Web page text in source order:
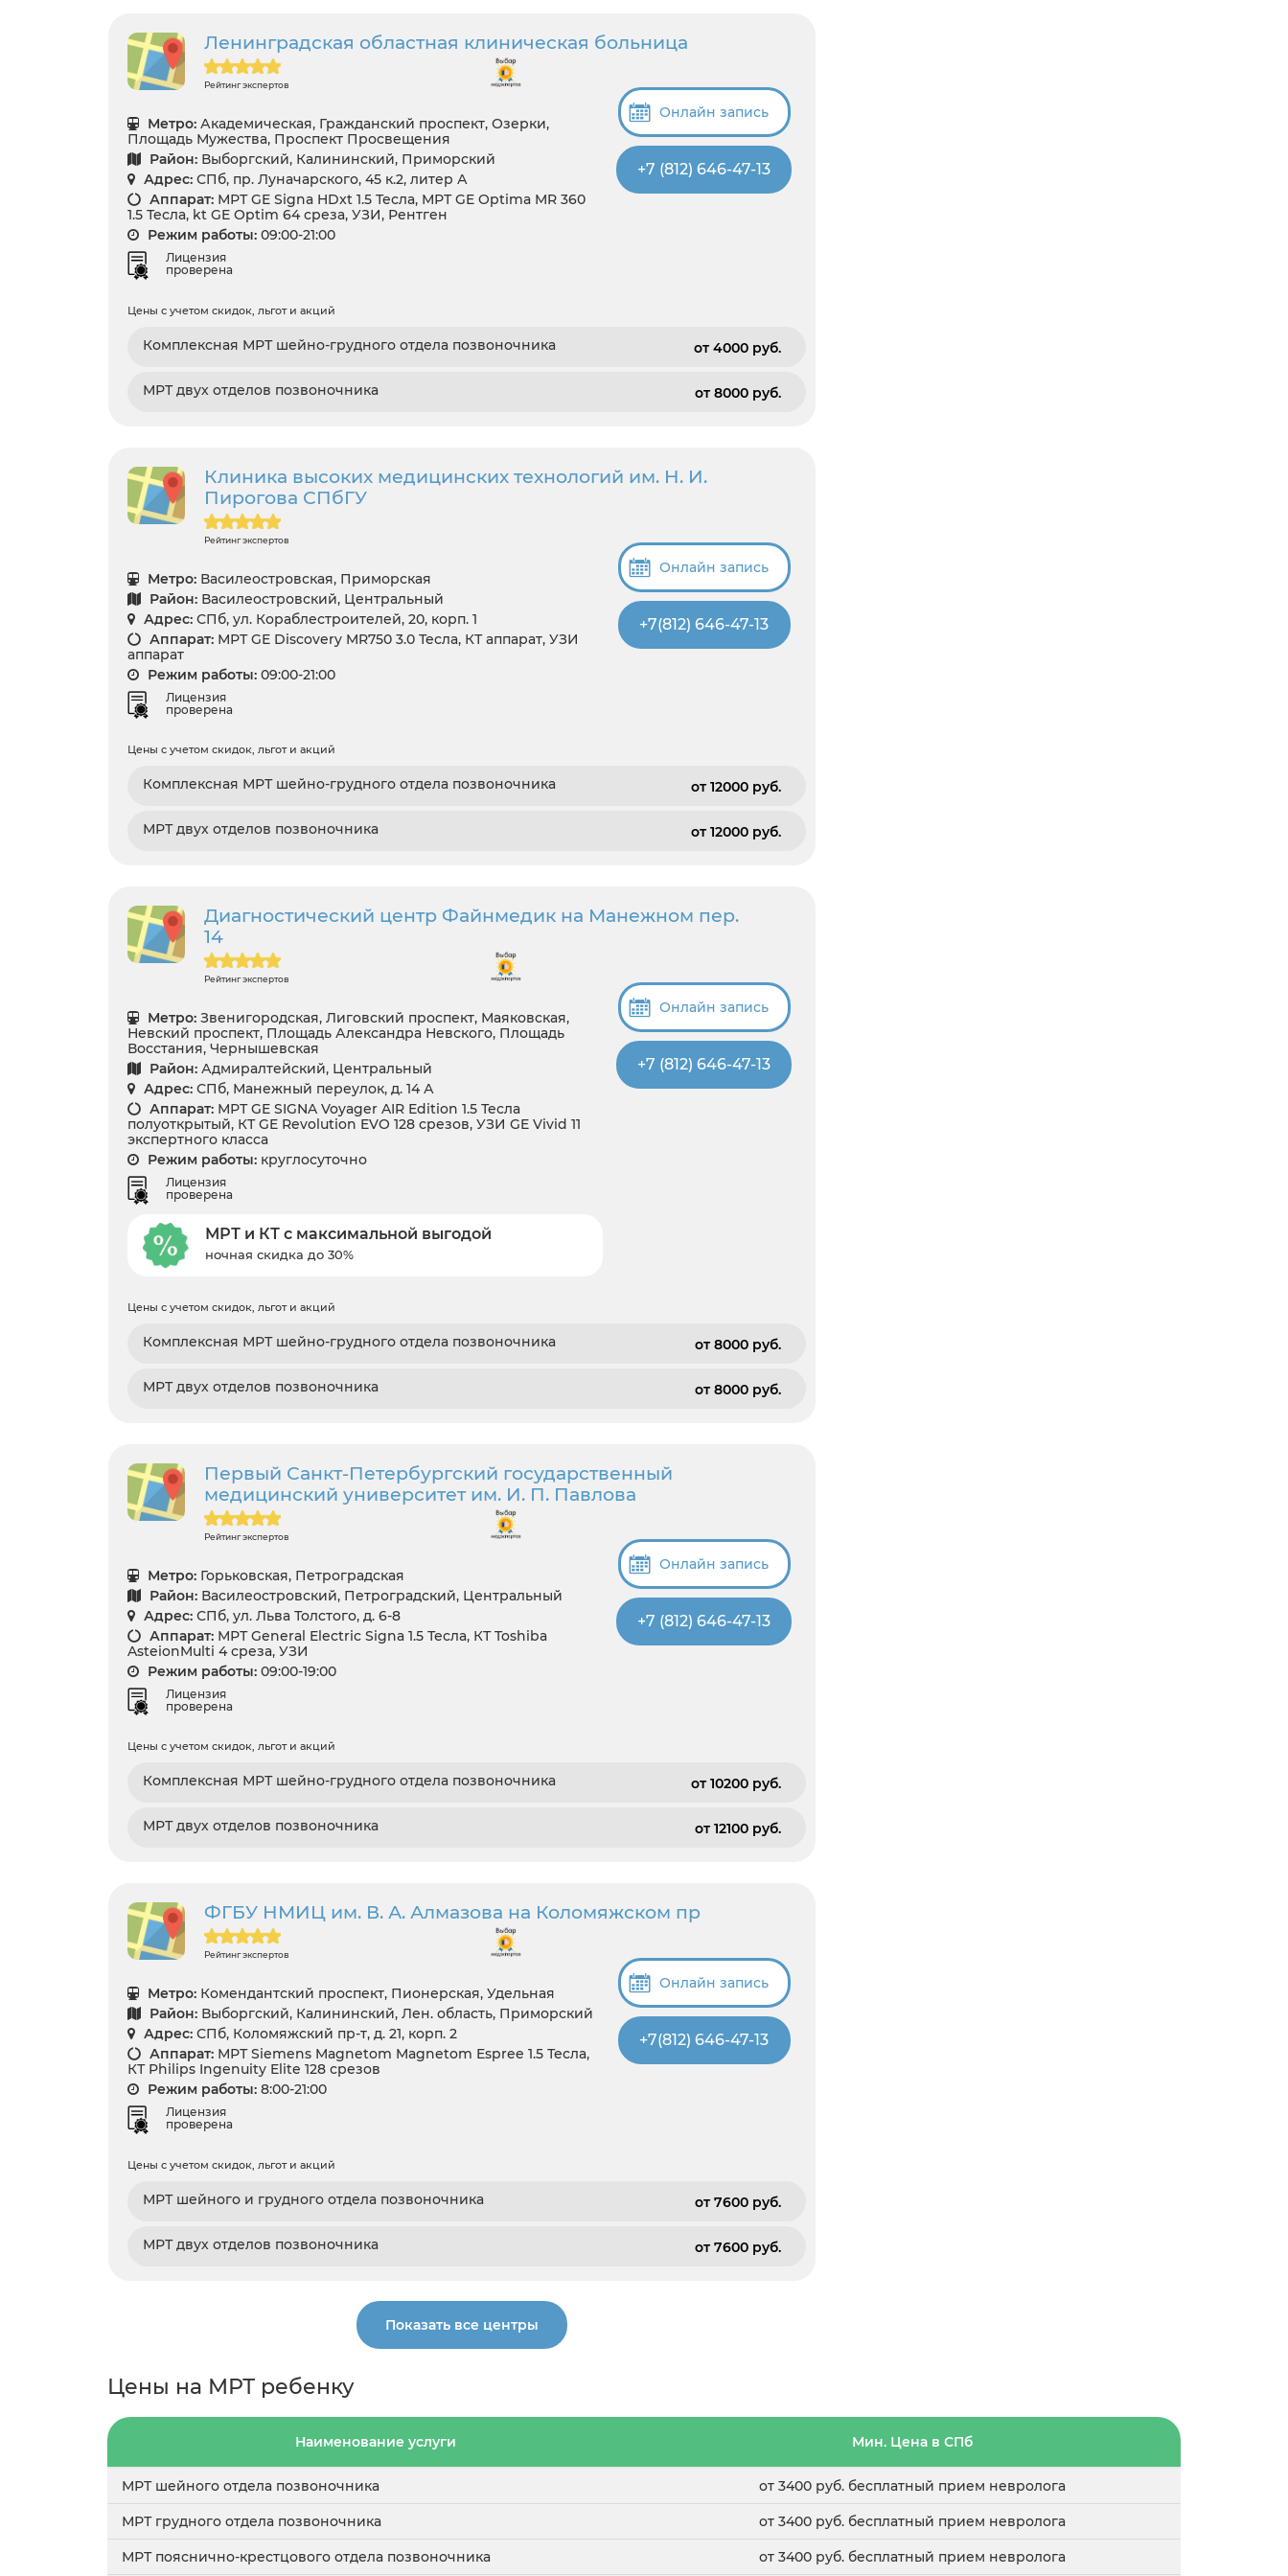
Ленинградская областная клиническая больница
Рейтинг экспертов
Метро: Академическая, Гражданский проспект, Озерки,
Площадь Мужества, Проспект Просвещения
Район: Выборгский, Калининский, Приморский
Адрес: СПб, пр. Луначарского, 45 к.2, литер А
Аппарат: МРТ GE Signa HDxt 1.5 Тесла, МРТ GE Optima MR 360
1.5 Тесла, kt GE Optim 64 среза, УЗИ, Рентген
Режим работы: 09:00-21:00
Лицензия
проверена
Онлайн запись
+7 (812) 646-47-13
Цены с учетом скидок, льгот и акций
Комплексная МРТ шейно-грудного отдела позвоночника от 4000 pуб.
МРТ двух отделов позвоночника от 8000 pуб.
Клиника высоких медицинских технологий им. Н. И.
Пирогова СПбГУ
Рейтинг экспертов
Метро: Василеостровская, Приморская
Район: Василеостровский, Центральный
Адрес: СПб, ул. Кораблестроителей, 20, корп. 1
Аппарат: МРТ GE Discovery MR750 3.0 Тесла, КТ аппарат, УЗИ
аппарат
Режим работы: 09:00-21:00
Лицензия
проверена
Онлайн запись
+7(812) 646-47-13
Цены с учетом скидок, льгот и акций
Комплексная МРТ шейно-грудного отдела позвоночника от 12000 pуб.
МРТ двух отделов позвоночника от 12000 pуб.
Диагностический центр Файнмедик на Манежном пер.
14
Рейтинг экспертов
Метро: Звенигородская, Лиговский проспект, Маяковская,
Невский проспект, Площадь Александра Невского, Площадь
Восстания, Чернышевская
Район: Адмиралтейский, Центральный
Адрес: СПб, Манежный переулок, д. 14 А
Аппарат: МРТ GE SIGNA Voyager AIR Edition 1.5 Тесла
полуоткрытый, КТ GE Revolution EVO 128 срезов, УЗИ GE Vivid 11
экспертного класса
Режим работы: круглосуточно
Лицензия
проверена
МРТ и КТ с максимальной выгодой
ночная скидка до 30%
Онлайн запись
+7 (812) 646-47-13
Цены с учетом скидок, льгот и акций
Комплексная МРТ шейно-грудного отдела позвоночника от 8000 pуб.
МРТ двух отделов позвоночника от 8000 pуб.
Первый Санкт-Петербургский государственный
медицинский университет им. И. П. Павлова
Рейтинг экспертов
Метро: Горьковская, Петроградская
Район: Василеостровский, Петроградский, Центральный
Адрес: СПб, ул. Льва Толстого, д. 6-8
Аппарат: МРТ General Electric Signa 1.5 Тесла, КТ Toshiba
AsteionMulti 4 среза, УЗИ
Режим работы: 09:00-19:00
Лицензия
проверена
Онлайн запись
+7 (812) 646-47-13
Цены с учетом скидок, льгот и акций
Комплексная МРТ шейно-грудного отдела позвоночника от 10200 pуб.
МРТ двух отделов позвоночника от 12100 pуб.
ФГБУ НМИЦ им. В. А. Алмазова на Коломяжском пр
Рейтинг экспертов
Метро: Комендантский проспект, Пионерская, Удельная
Район: Выборгский, Калининский, Лен. область, Приморский
Адрес: СПб, Коломяжский пр-т, д. 21, корп. 2
Аппарат: МРТ Siemens Magnetom Magnetom Espree 1.5 Тесла,
КТ Philips Ingenuity Elite 128 срезов
Режим работы: 8:00-21:00
Лицензия
проверена
Онлайн запись
+7(812) 646-47-13
Цены с учетом скидок, льгот и акций
МРТ шейного и грудного отдела позвоночника от 7600 pуб.
МРТ двух отделов позвоночника от 7600 pуб.
Показать все центры
Цены на МРТ ребенку
Наименование услуги Мин. Цена в СПб
МРТ шейного отдела позвоночника от 3400 руб. бесплатный прием невролога
МРТ грудного отдела позвоночника от 3400 руб. бесплатный прием невролога
МРТ пояснично-крестцового отдела позвоночника от 3400 руб. бесплатный прием невролога